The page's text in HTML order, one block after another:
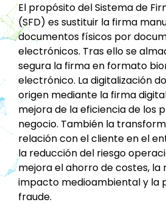
El propósito del Sistema de
(SFD) es sustituir la firma
documentos físicos por
electrónicos. Tras ello se
segura la firma en formato
electrónico. La digitalización
origen mediante la firma
mejora de la eficiencia de los
negocio. También la
relación con el cliente en el
la reducción del riesgo
mejora el ahorro de costes, la
impacto medioambiental y la
fraude.